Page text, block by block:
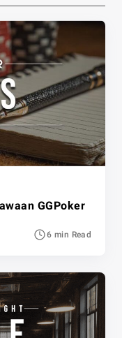
GGPoker
6 min Read